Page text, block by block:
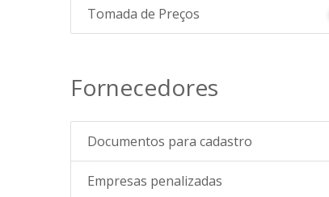
Tomada de Preços
Fornecedores
Documentos para cadastro
Empresas penalizadas